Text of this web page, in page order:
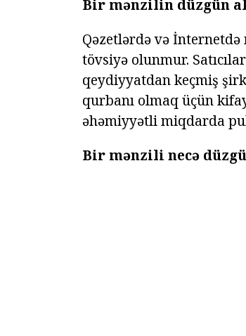
Bir mənzilin düzgün
Qəzetlərdə və
tövsiyə olunmur.
qeydiyyatdan keçmiş
qurbanı olmaq üçün
əhəmiyyətli miqdarda
Bir mənzili necə